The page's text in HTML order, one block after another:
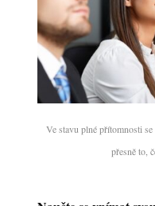
Ve stavu plné přítomnosti
přesně to,